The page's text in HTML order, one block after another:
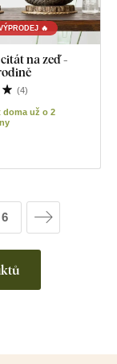
🔥
na zeď -
(4)
doma už o 2
6